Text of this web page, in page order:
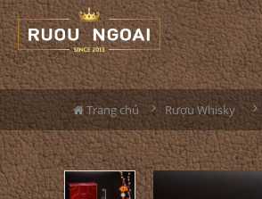
Trang chủ Rượu Whisky